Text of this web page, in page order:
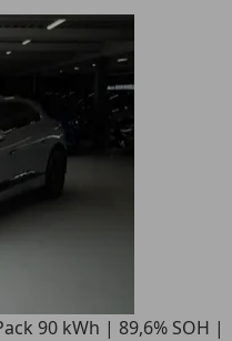
90 kWh | 89,6% SOH |